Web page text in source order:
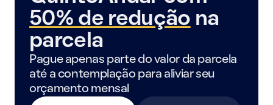
50% de redução na
parcela
Pague apenas parte do valor da parcela
até a contemplação para aliviar seu
orçamento mensal